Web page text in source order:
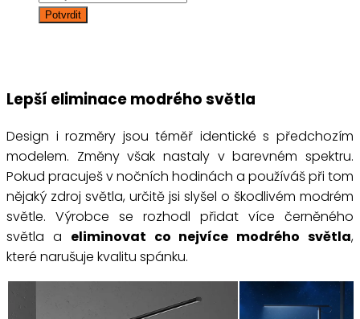
Lepší eliminace modrého světla
Design i rozměry jsou téměř identické s předchozím
modelem. Změny však nastaly v barevném spektru.
Pokud pracuješ v nočních hodinách a používáš při tom
nějaký zdroj světla, určitě jsi slyšel o škodlivém modrém
světle. Výrobce se rozhodl přidat více černěného
světla a eliminovat co nejvíce modrého světla,
které narušuje kvalitu spánku.